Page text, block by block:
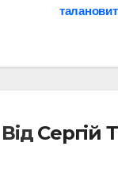
Від Сергій